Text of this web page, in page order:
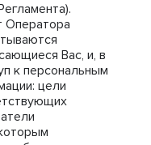
Оператора
Вас, и, в
к персональным
цели